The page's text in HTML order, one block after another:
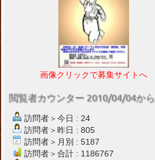
画像クリックで募集サイトへ
閲覧者カウンター 2010/04/04から
訪問者＞今日 : 24
訪問者＞昨日 : 805
訪問者＞月別 : 5187
訪問者＞合計 : 1186767